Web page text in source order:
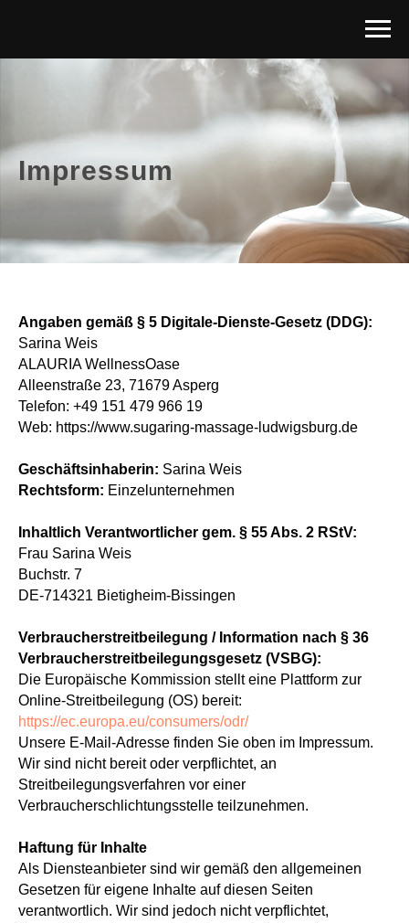
Impressum
Angaben gemäß § 5 Digitale-Dienste-Gesetz (DDG):
Sarina Weis
ALAURIA WellnessOase
Alleenstraße 23, 71679 Asperg
Telefon: +49 151 479 966 19
Web: https://www.sugaring-massage-ludwigsburg.de
Geschäftsinhaberin: Sarina Weis
Rechtsform: Einzelunternehmen
Inhaltlich Verantwortlicher gem. § 55 Abs. 2 RStV:
Frau Sarina Weis
Buchstr. 7
DE-714321 Bietigheim-Bissingen
Verbraucherstreitbeilegung / Information nach § 36
Verbraucherstreitbeilegungsgesetz (VSBG):
Die Europäische Kommission stellt eine Plattform zur
Online-Streitbeilegung (OS) bereit:
https://ec.europa.eu/consumers/odr/
Unsere E-Mail-Adresse finden Sie oben im Impressum.
Wir sind nicht bereit oder verpflichtet, an
Streitbeilegungsverfahren vor einer
Verbraucherschlichtungsstelle teilzunehmen.
Haftung für Inhalte
Als Diensteanbieter sind wir gemäß den allgemeinen
Gesetzen für eigene Inhalte auf diesen Seiten
verantwortlich. Wir sind jedoch nicht verpflichtet,